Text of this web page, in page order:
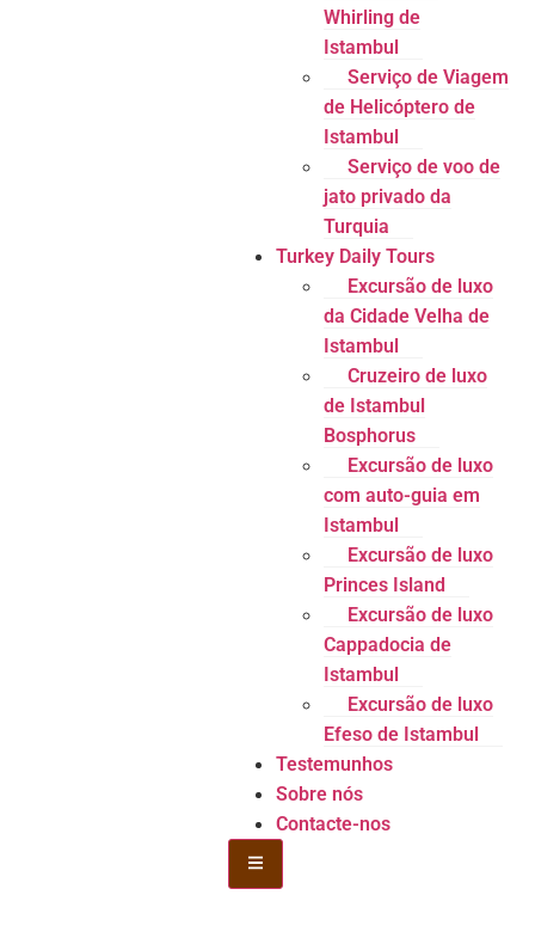
Whirling de
Istambul
Serviço de Viagem
de Helicóptero de
Istambul
Serviço de voo de
jato privado da
Turquia
Turkey Daily Tours
Excursão de luxo
da Cidade Velha de
Istambul
Cruzeiro de luxo
de Istambul
Bosphorus
Excursão de luxo
com auto-guia em
Istambul
Excursão de luxo
Princes Island
Excursão de luxo
Cappadocia de
Istambul
Excursão de luxo
Efeso de Istambul
Testemunhos
Sobre nós
Contacte-nos
Hamburgo Toggle Menu